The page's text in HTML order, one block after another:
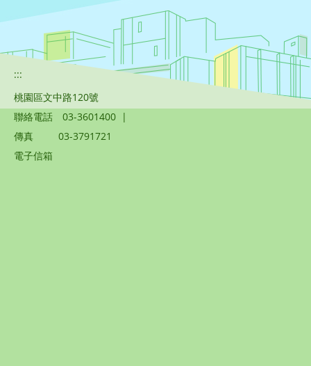
:::
桃園區文中路120號
聯絡電話
03-3601400 |
傳真
03-3791721
電子信箱